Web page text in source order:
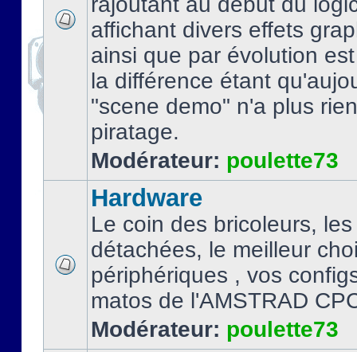
affichant divers effets
ainsi que par évolution
la différence étant
"scene demo" n'a plus
piratage.
Modérateur: poulette73
Hardware
Le coin des bricoleurs,
détachées, le meilleur
périphériques , vos
matos de l'AMSTRAD
Modérateur: poulette73